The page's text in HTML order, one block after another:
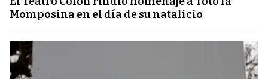
Momposina en el día de su natalicio